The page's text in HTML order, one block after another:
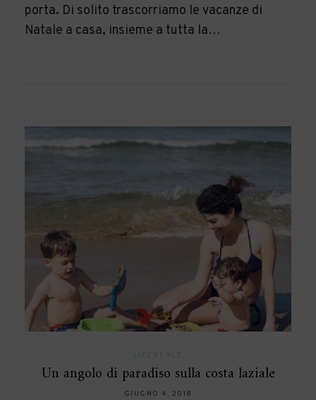
porta. Di solito trascorriamo le vacanze di
Natale a casa, insieme a tutta la…
Un angolo di paradiso sulla costa laziale
GIUGNO 4, 2018